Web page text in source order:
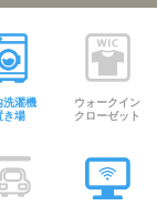
洗濯機
き場
ウォークイン
クローゼット